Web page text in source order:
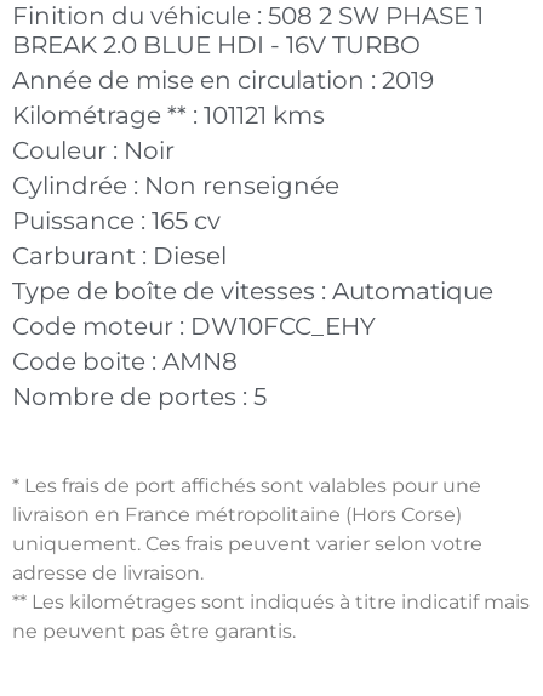
Finition du véhicule : 508 2 SW PHASE 1
BREAK 2.0 BLUE HDI - 16V TURBO
Année de mise en circulation : 2019
Kilométrage ** : 101121 kms
Couleur : Noir
Cylindrée : Non renseignée
Puissance : 165 cv
Carburant : Diesel
Type de boîte de vitesses : Automatique
Code moteur : DW10FCC_EHY
Code boite : AMN8
Nombre de portes : 5
* Les frais de port affichés sont valables pour une
livraison en France métropolitaine (Hors Corse)
uniquement. Ces frais peuvent varier selon votre
adresse de livraison.
** Les kilométrages sont indiqués à titre indicatif mais
ne peuvent pas être garantis.